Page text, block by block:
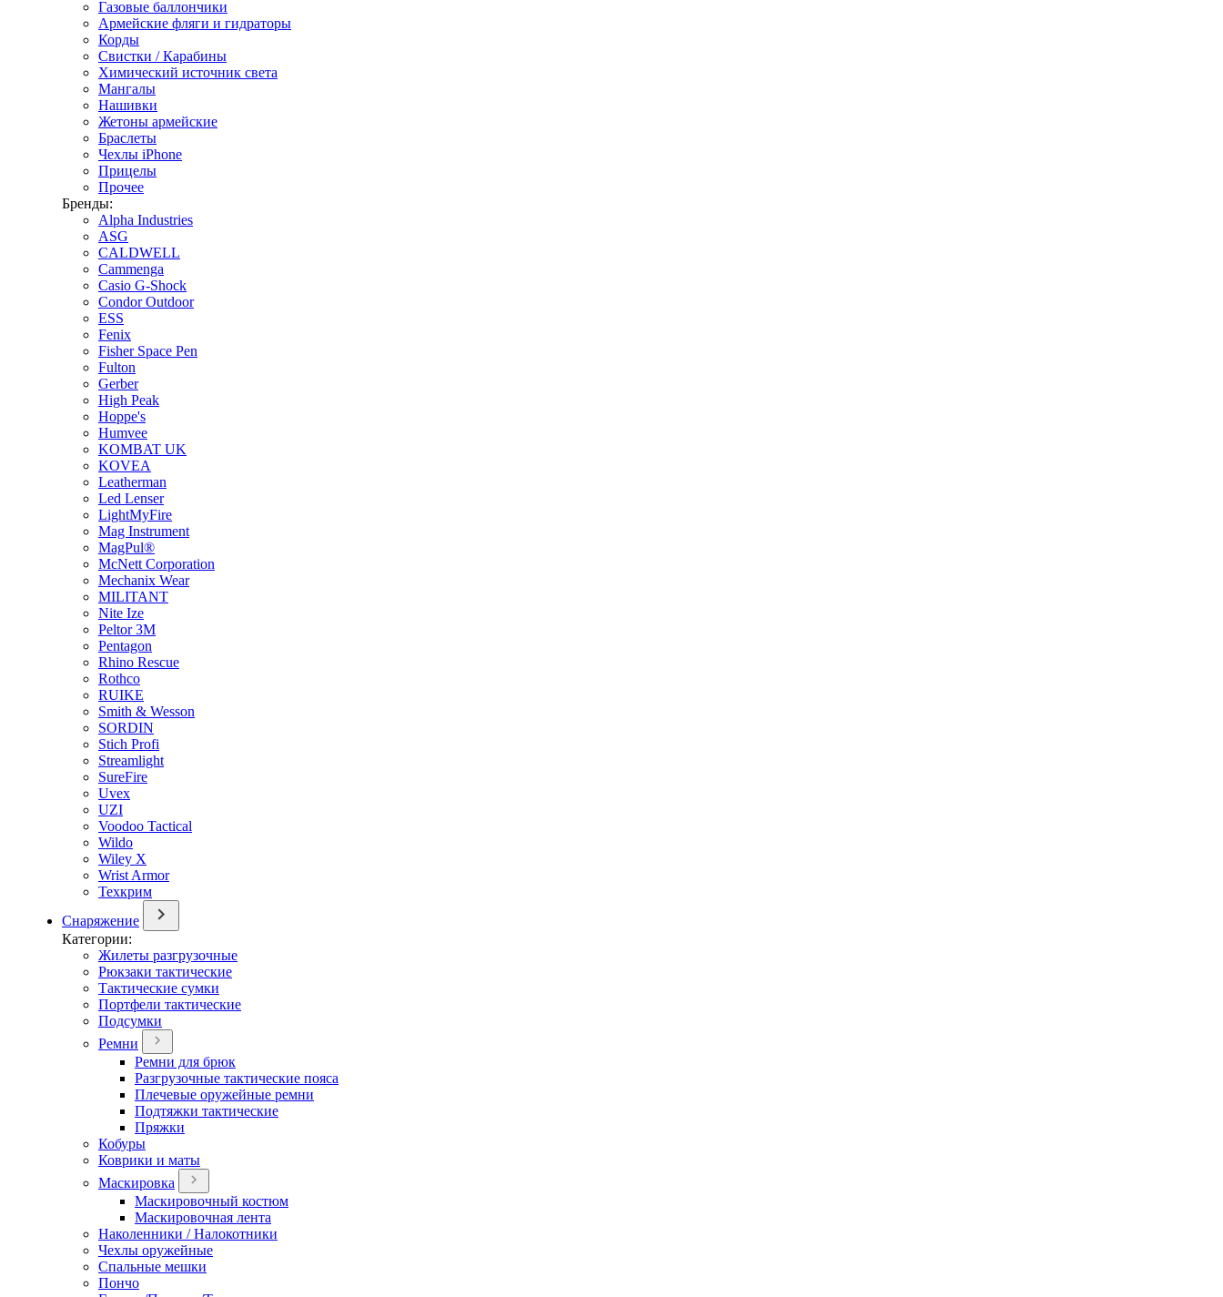
Газовые баллончики
Армейские фляги и гидраторы
Корды
Свистки / Карабины
Химический источник света
Мангалы
Нашивки
Жетоны армейские
Браслеты
Чехлы iPhone
Прицелы
Прочее
Бренды:
Alpha Industries
ASG
CALDWELL
Cammenga
Casio G-Shock
Condor Outdoor
ESS
Fenix
Fisher Space Pen
Fulton
Gerber
High Peak
Hoppe's
Humvee
KOMBAT UK
KOVEA
Leatherman
Led Lenser
LightMyFire
Mag Instrument
MagPul®
McNett Corporation
Mechanix Wear
MILITANT
Nite Ize
Peltor 3M
Pentagon
Rhino Rescue
Rothco
RUIKE
Smith & Wesson
SORDIN
Stich Profi
Streamlight
SureFire
Uvex
UZI
Voodoo Tactical
Wildo
Wiley X
Wrist Armor
Техкрим
Снаряжение
Категории:
Жилеты разгрузочные
Рюкзаки тактические
Тактические сумки
Портфели тактические
Подсумки
Ремни
Ремни для брюк
Разгрузочные тактические пояса
Плечевые оружейные ремни
Подтяжки тактические
Пряжки
Кобуры
Коврики и маты
Маскировка
Маскировочный костюм
Маскировочная лента
Наколенники / Налокотники
Чехлы оружейные
Спальные мешки
Пончо